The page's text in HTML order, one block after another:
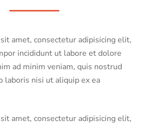
amet, consectetur adipisicing elit,
incididunt ut labore et dolore
ad minim veniam, quis nostrud
laboris nisi ut aliquip ex ea
amet, consectetur adipisicing elit,